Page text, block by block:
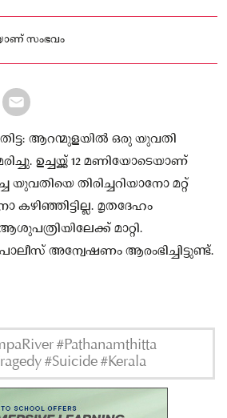
സംഭവം
ആറന്മുളയിൽ ഒരു യുവതി
ഉച്ചയ്ക്ക് 12 മണിയോടെയാണ്
യുവതിയെ തിരിച്ചറിയാനോ മറ്റ്
കഴിഞ്ഞിട്ടില്ല. മൃതദേഹം
മാറ്റി.
അന്വേഷണം ആരംഭിച്ചിട്ടുണ്ട്.
#Pathanamthitta
#Suicide #Kerala